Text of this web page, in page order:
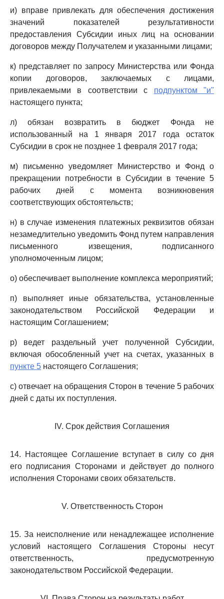
и) вправе привлекать для обеспечения достижения
значений показателей результативности
предоставления Субсидии иных лиц на основании
договоров между Получателем и указанными лицами;
к) представляет по запросу Министерства или Фонда
копии договоров, заключаемых с лицами,
привлекаемыми в соответствии с подпунктом "и"
настоящего пункта;
л) обязан возвратить в бюджет Фонда не
использованный на 1 января 2017 года остаток
Субсидии в срок не позднее 1 февраля 2017 года;
м) письменно уведомляет Министерство и Фонд о
прекращении потребности в Субсидии в течение 5
рабочих дней с момента возникновения
соответствующих обстоятельств;
н) в случае изменения платежных реквизитов обязан
незамедлительно уведомить Фонд путем направления
письменного извещения, подписанного
уполномоченным лицом;
о) обеспечивает выполнение комплекса мероприятий;
п) выполняет иные обязательства, установленные
законодательством Российской Федерации и
настоящим Соглашением;
р) ведет раздельный учет полученной Субсидии,
включая обособленный учет на счетах, указанных в
пункте 5 настоящего Соглашения;
с) отвечает на обращения Сторон в течение 5 рабочих
дней с даты их поступления.
IV. Срок действия Соглашения
14. Настоящее Соглашение вступает в силу со дня
его подписания Сторонами и действует до полного
исполнения Сторонами своих обязательств.
V. Ответственность Сторон
15. За неисполнение или ненадлежащее исполнение
условий настоящего Соглашения Стороны несут
ответственность, предусмотренную
законодательством Российской Федерации.